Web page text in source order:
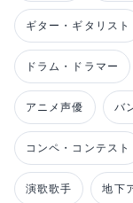
ギター・ギタリスト
ドラム・ドラマー
アニメ声優 バ
コンペ・コンテスト
演歌歌手 地下